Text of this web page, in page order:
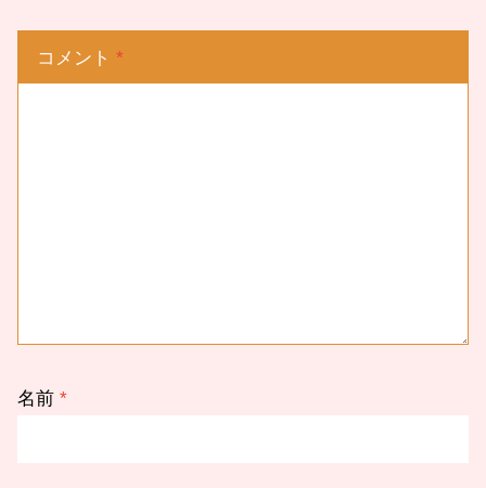
コメント *
名前 *